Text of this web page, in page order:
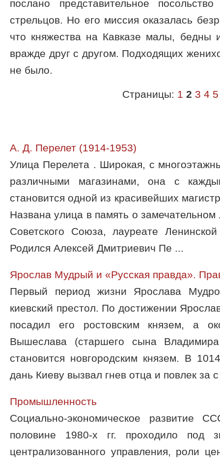
послано представительное
стрельцов. Но его миссия оказалась
что княжества на Кавказе малы, бедны
вражде друг с другом. Подходящих
не было.
Страницы: 1 2 3 4 5
А. Д. Перелет (1914-1953)
Улица Перелета . Широкая, с
различными магазинами, она с
становится одной из красивейших
Названа улица в память о замечательном
Советского Союза, лауреате
Родился Алексей Дмитриевич Пе ...
Ярослав Мудрый и «Русская правда».
Первый период жизни Ярослава
киевский престол. По достижении
посадил его ростовским князем, а
Вышеслава (старшего сына
становится новгородским князем. В
дань Киеву вызвал гнев отца и повлек за
Промышленность
Социально-экономическое
половине 1980-х гг. проходило под
централизованного управления, роли